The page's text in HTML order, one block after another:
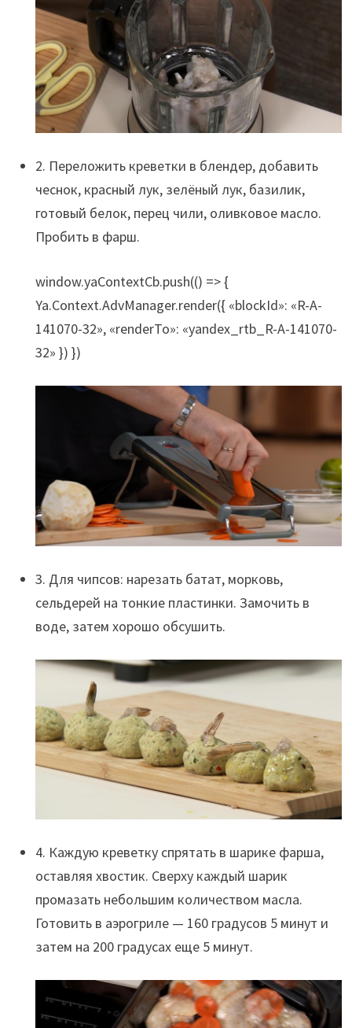
2. Переложить креветки в блендер, добавить
чеснок, красный лук, зелёный лук, базилик,
готовый белок, перец чили, оливковое масло.
Пробить в фарш.
window.yaContextCb.push(() => {
Ya.Context.AdvManager.render({ «blockId»: «R-A-
141070-32», «renderTo»: «yandex_rtb_R-A-141070-
32» }) })
3. Для чипсов: нарезать батат, морковь,
сельдерей на тонкие пластинки. Замочить в
воде, затем хорошо обсушить.
4. Каждую креветку спрятать в шарике фарша,
оставляя хвостик. Сверху каждый шарик
промазать небольшим количеством масла.
Готовить в аэрогриле — 160 градусов 5 минут и
затем на 200 градусах еще 5 минут.